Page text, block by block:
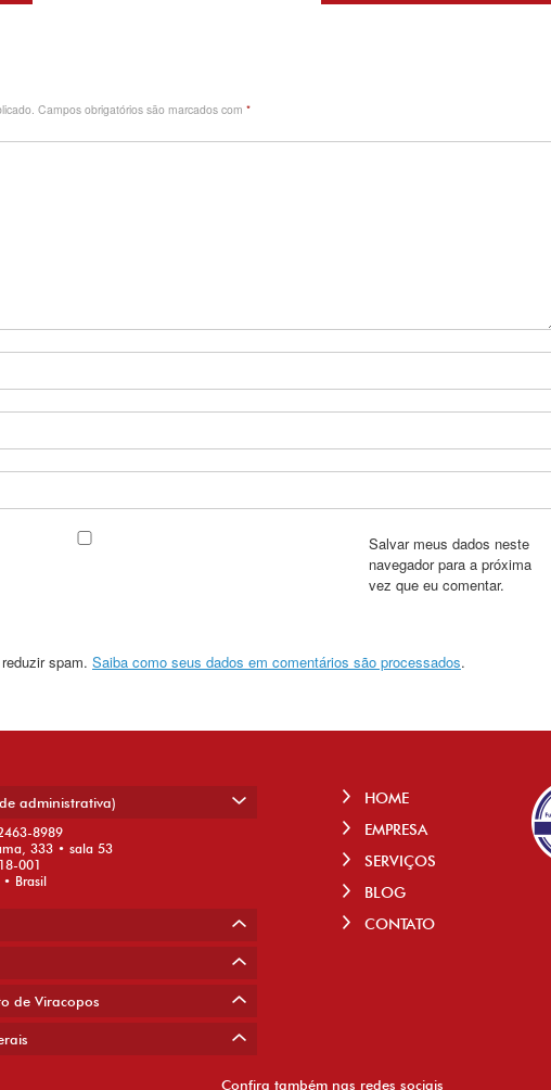
Campos obrigatórios são marcados com *
Salvar meus dados neste
navegador para a próxima
vez que eu comentar.
spam. Saiba como seus dados em comentários são processados.
administrativa)
8989
333 • sala 53
001
• Brasil
de Viracopos
HOME
EMPRESA
SERVIÇOS
BLOG
CONTATO
Confira também nas redes sociais